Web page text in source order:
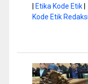
Etika Kode Etik|
Kode Etik